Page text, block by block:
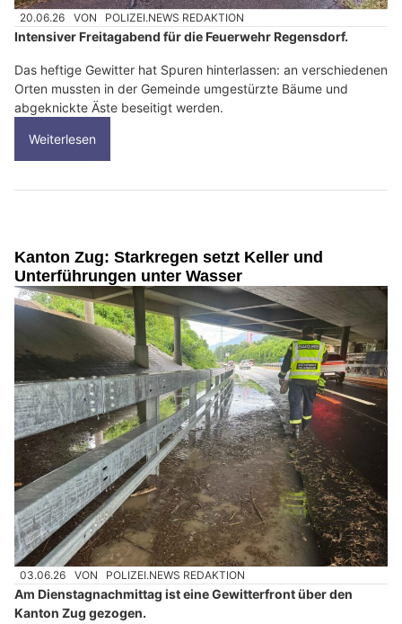
20.06.26 VON POLIZEI.NEWS REDAKTION
Intensiver Freitagabend für die Feuerwehr Regensdorf.
Das heftige Gewitter hat Spuren hinterlassen: an verschiedenen
Orten mussten in der Gemeinde umgestürzte Bäume und
abgeknickte Äste beseitigt werden.
Weiterlesen
Kanton Zug: Starkregen setzt Keller und
Unterführungen unter Wasser
03.06.26 VON POLIZEI.NEWS REDAKTION
Am Dienstagnachmittag ist eine Gewitterfront über den
Kanton Zug gezogen.